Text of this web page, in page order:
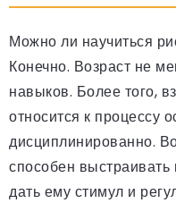
Можно ли научиться
Конечно. Возраст не
навыков. Более того,
относится к процессу
дисциплинированно.
способен
дать ему стимул и